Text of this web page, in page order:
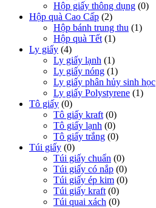
Hộp giấy thông dụng (0)
Hộp quà Cao Cấp (2)
Hộp bánh trung thu (1)
Hộp quà Tết (1)
Ly giấy (4)
Ly giấy lạnh (1)
Ly giấy nóng (1)
Ly giấy phân hủy sinh học
Ly giấy Polystyrene (1)
Tô giấy (0)
Tô giấy kraft (0)
Tô giấy lạnh (0)
Tô giấy trắng (0)
Túi giấy (0)
Túi giấy chuẩn (0)
Túi giấy có nắp (0)
Túi giấy ép kim (0)
Túi giấy kraft (0)
Túi quai xách (0)